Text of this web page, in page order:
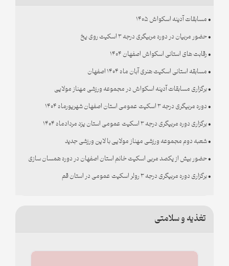
• مسابقات آدینه اسکواش ۱۴۰۵
• حضور مربیان در دوره مربیگری درجه ۳ اسکیت روی یخ
• رقابت های استانی اسکواش اصفهان ۱۴۰۴
• مسابقه استانی اسکیت هنری آبان ماه ۱۴۰۴ اصفهان
• برگزاری مسابقات آدینه اسکواش در مجموعه ورزشی مهناز مولایی
• دوره مربیگری درجه ۳ اسکیت عمومی استان اصفهان شهریورماه ۱۴۰۴
• برگزاری دوره مربیگری درجه ۳ اسکیت عمومی استان یزد مردادماه ۱۴۰۴
• شعبه دوم مجموعه ورزشی مهناز مولایی با لاین ورزشی جدید
• حضور بیش از یکصد مربی اسکیت خانم استان اصفهان در دوره همسان سازی
مربیان ۱۴۰۳
• برگزاری دوره مربیگری درجه ۳ رولر اسکیت عمومی در استان قم
تغذیه و سلامتی